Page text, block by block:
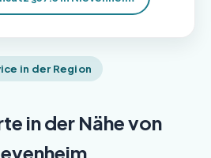
in der Region
in der Nähe von